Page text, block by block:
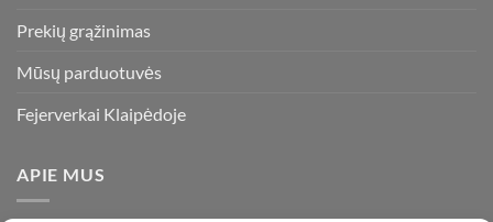
Prekių grąžinimas
Mūsų parduotuvės
Fejerverkai Klaipėdoje
APIE MUS